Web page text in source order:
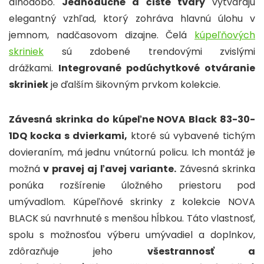
elegantný vzhľad, ktorý zohráva hlavnú úlohu v
jemnom, nadčasovom dizajne. Čelá kúpeľňových
skriniek sú zdobené trendovými zvislými
drážkami. Integrované podúchytkové otváranie
skriniekje ďalším šikovným prvkom kolekcie.
Závesná skrinka do kúpeľne NOVA Black 83-30-
1DQ kocka s dvierkami, ktoré sú vybavené tichým
dovieraním, má jednu vnútornú policu. Ich montáž je
možná v pravej aj ľavej variante. Závesná skrinka
ponúka rozšírenie úložného priestoru pod
umývadlom. Kúpeľňové skrinky z kolekcie NOVA
BLACK sú navrhnuté s menšou hĺbkou. Táto vlastnosť,
spolu s možnosťou výberu umývadiel a doplnkov,
zdôrazňuje jeho všestrannosť a